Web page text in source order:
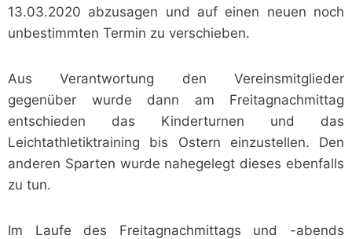
13.03.2020 abzusagen und auf einen neuen noch
unbestimmten Termin zu verschieben.
Aus Verantwortung den Vereinsmitglieder
gegenüber wurde dann am Freitagnachmittag
entschieden das Kinderturnen und das
Leichtathletiktraining bis Ostern einzustellen. Den
anderen Sparten wurde nahegelegt dieses ebenfalls
zu tun.
Im Laufe des Freitagnachmittags und -abends